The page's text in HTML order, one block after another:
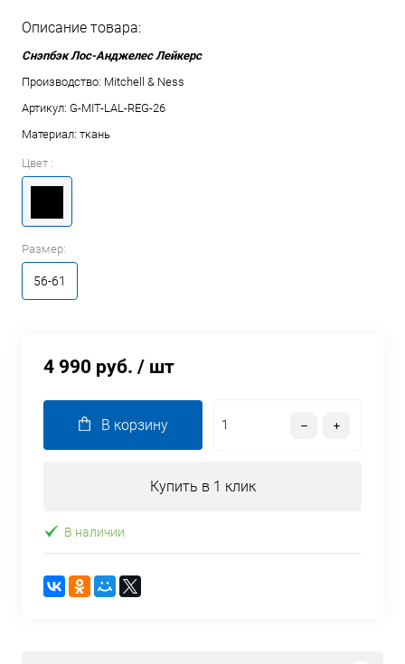
Описание товара:
Снэпбэк Лос-Анджелес Лейкерс
Производство: Mitchell & Ness
Артикул: G-MIT-LAL-REG-26
Материал: ткань
Цвет :
Размер:
56-61
4 990 руб. / шт
В корзину
Купить в 1 клик
В наличии